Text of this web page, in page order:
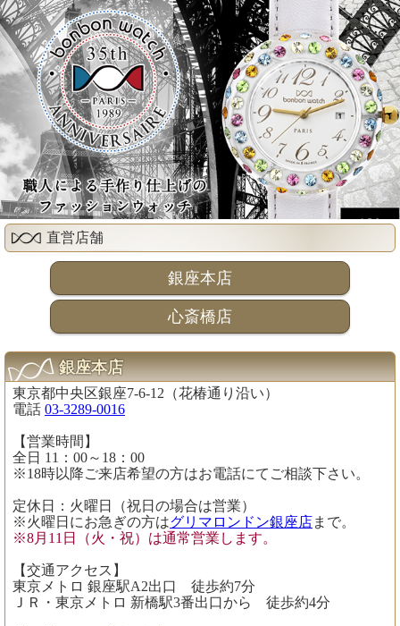
直営店舗
銀座本店
心斎橋店
銀座本店
東京都中央区銀座7-6-12（花椿通り沿い）
電話 03-3289-0016
【営業時間】
全日 11：00～18：00
※18時以降ご来店希望の方はお電話にてご相談下さい。
定休日：火曜日（祝日の場合は営業）
※火曜日にお急ぎの方はグリマロンドン銀座店まで。
※8月11日（火・祝）は通常営業します。
【交通アクセス】
東京メトロ 銀座駅A2出口 徒歩約7分
ＪＲ・東京メトロ 新橋駅3番出口から 徒歩約4分